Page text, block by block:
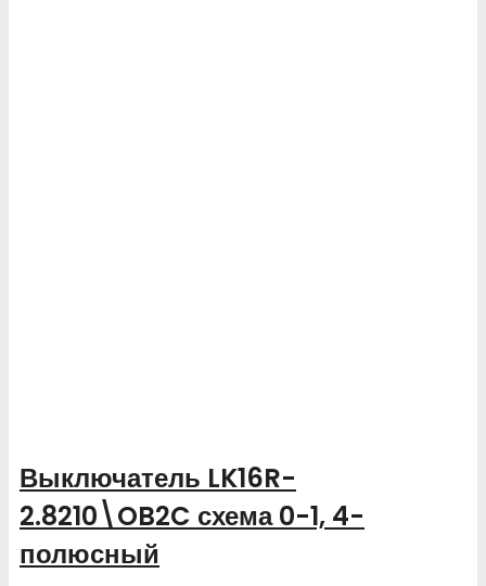
Выключатель LK16R-
2.8210\OB2C схема 0-1, 4-
полюсный